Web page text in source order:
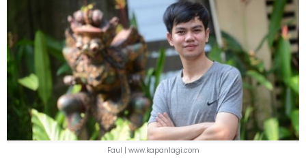
Faul | www.kapanlagi.com